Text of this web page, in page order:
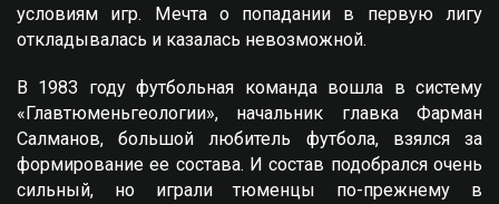
условиям игр. Мечта о попадании в первую лигу
откладывалась и казалась невозможной.
В 1983 году футбольная команда вошла в систему
«Главтюменьгеологии», начальник главка Фарман
Салманов, большой любитель футбола, взялся за
формирование ее состава. И состав подобрался очень
сильный, но играли тюменцы по-прежнему в